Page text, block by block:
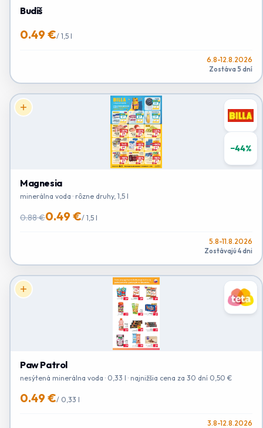
Budíš
0.49 €/ 1,5 l
6.8-12.8.2026
Zostáva 5 dní
−44%
Magnesia
minerálna voda · rôzne druhy, 1,5 l
0.88 €0.49 €/ 1,5 l
5.8-11.8.2026
Zostávajú 4 dni
Paw Patrol
nesýtená minerálna voda · 0,33 l · najnižšia cena za 30 dní 0,50 €
0.49 €/ 0,33 l
3.8-12.8.2026